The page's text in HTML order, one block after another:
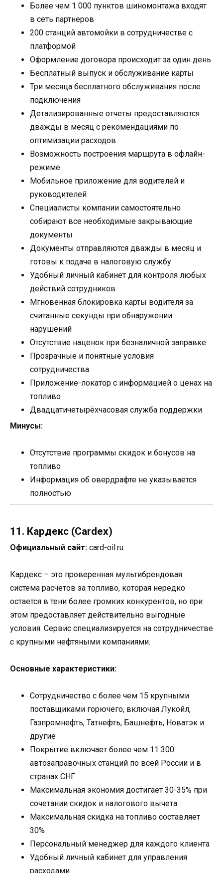
Более чем 1 000 пунктов шиномонтажа входят
в сеть партнеров
200 станций автомойки в сотрудничестве с
платформой
Оформление договора происходит за один день
Бесплатный выпуск и обслуживание карты
Три месяца бесплатного обслуживания после
подключения
Детализированные отчеты предоставляются
дважды в месяц с рекомендациями по
оптимизации расходов
Возможность построения маршрута в офлайн-
режиме
Мобильное приложение для водителей и
руководителей
Специалисты компании самостоятельно
собирают все необходимые закрывающие
документы
Документы отправляются дважды в месяц и
готовы к подаче в налоговую службу
Удобный личный кабинет для контроля любых
действий сотрудников
Мгновенная блокировка карты водителя за
считанные секунды при обнаружении
нарушений
Отсутствие наценок при безналичной заправке
Прозрачные и понятные условия
сотрудничества
Приложение-локатор с информацией о ценах на
топливо
Двадцатичетырёхчасовая служба поддержки
Минусы:
Отсутствие программы скидок и бонусов на
топливо
Информация об овердрафте не указывается
полностью
11. Кардекс (Cardex)
Официальный сайт: card-oil.ru
Кардекс – это проверенная мультибрендовая
система расчетов за топливо, которая нередко
остается в тени более громких конкурентов, но при
этом предоставляет действительно выгодные
условия. Сервис специализируется на сотрудничестве
с крупными нефтяными компаниями.
Основные характеристики:
Сотрудничество с более чем 15 крупными
поставщиками горючего, включая Лукойл,
Газпромнефть, Татнефть, Башнефть, Новатэк и
другие
Покрытие включает более чем 11 300
автозаправочных станций по всей России и в
странах СНГ
Максимальная экономия достигает 30-35% при
сочетании скидок и налогового вычета
Максимальная скидка на топливо составляет
30%
Персональный менеджер для каждого клиента
Удобный личный кабинет для управления
расходами